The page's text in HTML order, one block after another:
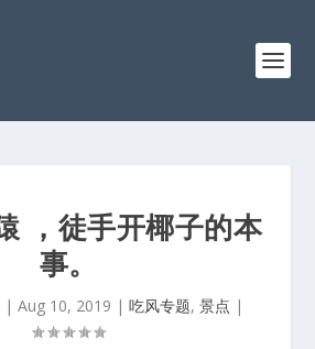
，徒手开椰子的本
事。
| Aug 10, 2019 | 吃风专题, 景点 |